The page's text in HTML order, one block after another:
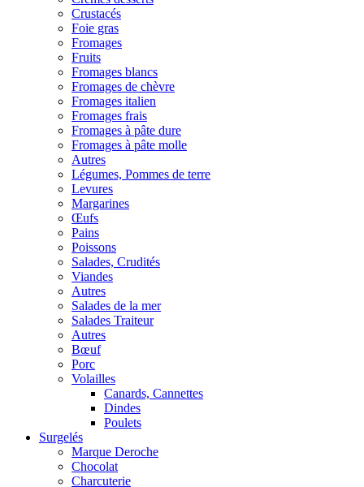
Crustacés
Foie gras
Fromages
Fruits
Fromages blancs
Fromages de chèvre
Fromages italien
Fromages frais
Fromages à pâte dure
Fromages à pâte molle
Autres
Légumes, Pommes de terre
Levures
Margarines
Œufs
Pains
Poissons
Salades, Crudités
Viandes
Autres
Salades de la mer
Salades Traiteur
Autres
Bœuf
Porc
Volailles
Canards, Cannettes
Dindes
Poulets
Surgelés
Marque Deroche
Chocolat
Charcuterie